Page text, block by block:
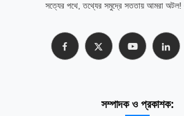
সত্যের পথে, তথ্যের সমুদ্রে সততায় আমরা অটল!
সম্পাদক ও প্রকাশক: